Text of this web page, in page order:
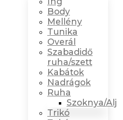
Body
Mellény
Tunika
Overál
Szabadidő
ruha/szett
Kabátok
Nadrágok
Ruha
Szoknya/Alj
Trikó